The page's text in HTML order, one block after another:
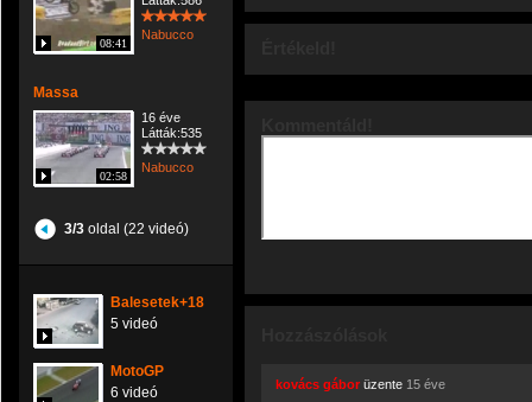
08:41
Nabucco
Massa
02:58
16 éve
Látták:535
Nabucco
3/3oldal (22 videó)
Balesetek+18
5 videó
MotoGP
6 videó
kovács gábor üzente 15 éve